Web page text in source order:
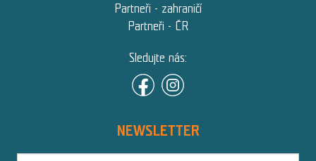
Partneři - zahraničí
Partneři - ČR
Sledujte nás:
NEWSLETTER